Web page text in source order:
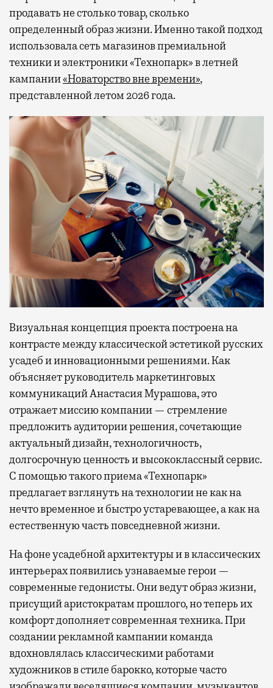
продавать не столько товар, сколько
определенный образ жизни. Именно такой подход
использовала сеть магазинов премиальной
техники и электроники «Технопарк» в летней
кампании«Новаторство вне времени»,
представленной летом 2026 года.
Визуальная концепция проекта построена на
контрасте между классической эстетикой русских
усадеб и инновационными решениями. Как
объясняет руководитель маркетинговых
коммуникаций Анастасия Мурашова, это
отражает миссию компании — стремление
предложить аудитории решения, сочетающие
актуальный дизайн, технологичность,
долгосрочную ценность и высококлассный сервис.
С помощью такого приема «Технопарк»
предлагает взглянуть на технологии не как на
нечто временное и быстро устаревающее, а как на
естественную часть повседневной жизни.
На фоне усадебной архитектуры и в классических
интерьерах появились узнаваемые герои —
современные гедонисты. Они ведут образ жизни,
присущий аристократам прошлого, но теперь их
комфорт дополняет современная техника. При
создании рекламной кампании команда
вдохновлялась классическими работами
художников в стиле барокко, которые часто